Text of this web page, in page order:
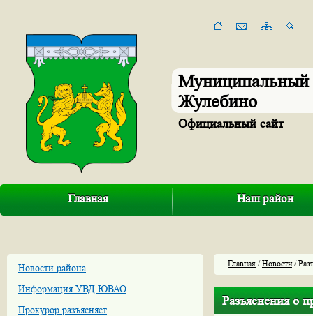
Муниципальный
Жулебино
Официальный сайт
Главная Наш район
Новости района
Информация УВД ЮВАО
Прокурор разъясняет
Главная /Новости/
Разъяснения о